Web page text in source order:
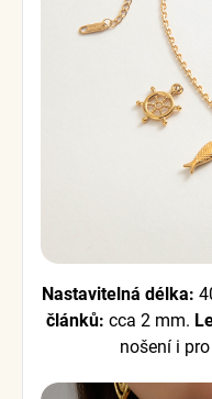
Nastavitelná délka:
článků: cca 2 mm.
nošení i